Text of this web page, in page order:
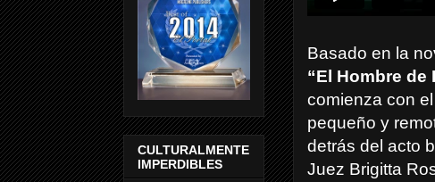
Basado en la
“El Hombre de
comienza con
pequeño y
detrás del acto
Juez Brigitta
CULTURALMENTE
IMPERDIBLES